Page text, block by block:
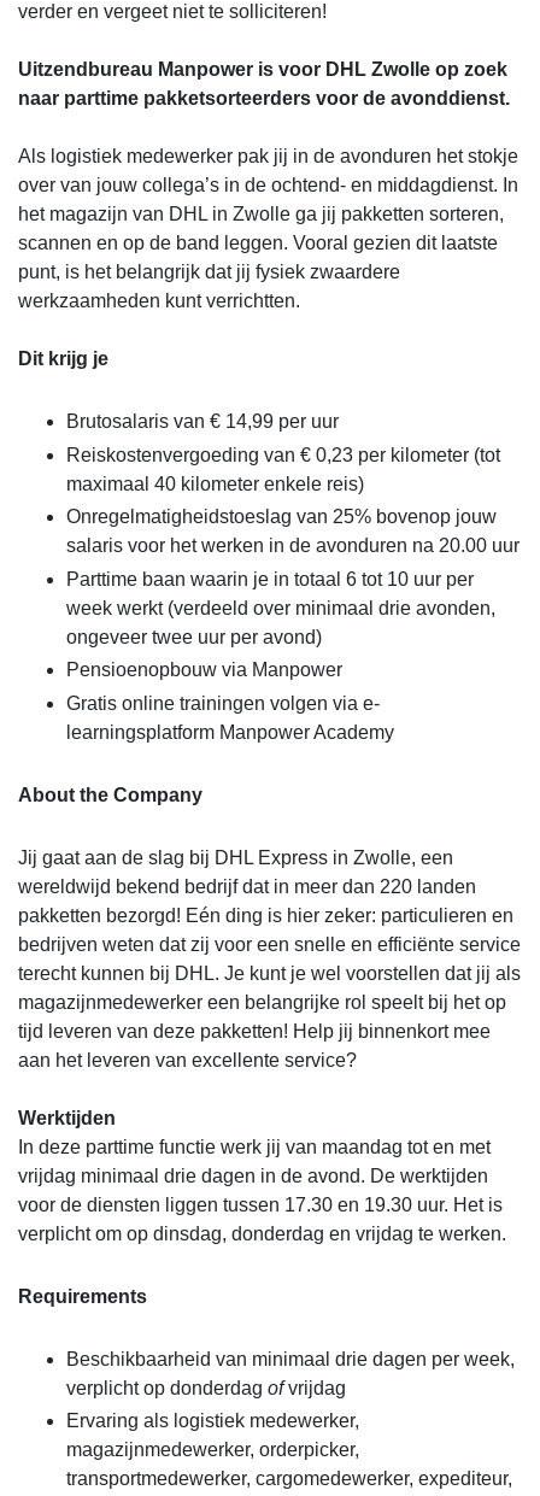
verder en vergeet niet te solliciteren!
Uitzendbureau Manpower is voor DHL Zwolle op zoek
naar parttime pakketsorteerders voor de avonddienst.
Als logistiek medewerker pak jij in de avonduren het stokje
over van jouw collega’s in de ochtend- en middagdienst. In
het magazijn van DHL in Zwolle ga jij pakketten sorteren,
scannen en op de band leggen. Vooral gezien dit laatste
punt, is het belangrijk dat jij fysiek zwaardere
werkzaamheden kunt verrichtten.
Dit krijg je
Brutosalaris van € 14,99 per uur
Reiskostenvergoeding van € 0,23 per kilometer (tot
maximaal 40 kilometer enkele reis)
Onregelmatigheidstoeslag van 25% bovenop jouw
salaris voor het werken in de avonduren na 20.00 uur
Parttime baan waarin je in totaal 6 tot 10 uur per
week werkt (verdeeld over minimaal drie avonden,
ongeveer twee uur per avond)
Pensioenopbouw via Manpower
Gratis online trainingen volgen via e-
learningsplatform Manpower Academy
About the Company
Jij gaat aan de slag bij DHL Express in Zwolle, een
wereldwijd bekend bedrijf dat in meer dan 220 landen
pakketten bezorgd! Eén ding is hier zeker: particulieren en
bedrijven weten dat zij voor een snelle en efficiënte service
terecht kunnen bij DHL. Je kunt je wel voorstellen dat jij als
magazijnmedewerker een belangrijke rol speelt bij het op
tijd leveren van deze pakketten! Help jij binnenkort mee
aan het leveren van excellente service?
Werktijden
In deze parttime functie werk jij van maandag tot en met
vrijdag minimaal drie dagen in de avond. De werktijden
voor de diensten liggen tussen 17.30 en 19.30 uur. Het is
verplicht om op dinsdag, donderdag en vrijdag te werken.
Requirements
Beschikbaarheid van minimaal drie dagen per week,
verplicht op donderdag ofvrijdag
Ervaring als logistiek medewerker,
magazijnmedewerker, orderpicker,
transportmedewerker, cargomedewerker, expediteur,